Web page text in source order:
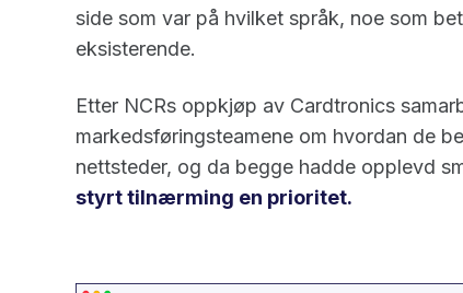
side som var på hvilket språk, noe som
eksisterende.
Etter NCRs oppkjøp av Cardtronics
markedsføringsteamene om hvordan de
nettsteder, og da begge hadde opplevd
styrt tilnærming en prioritet.